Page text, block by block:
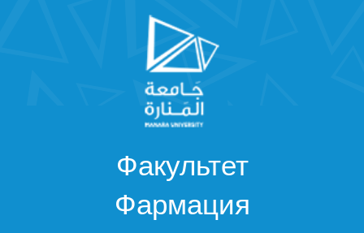
Факультет
Фармация